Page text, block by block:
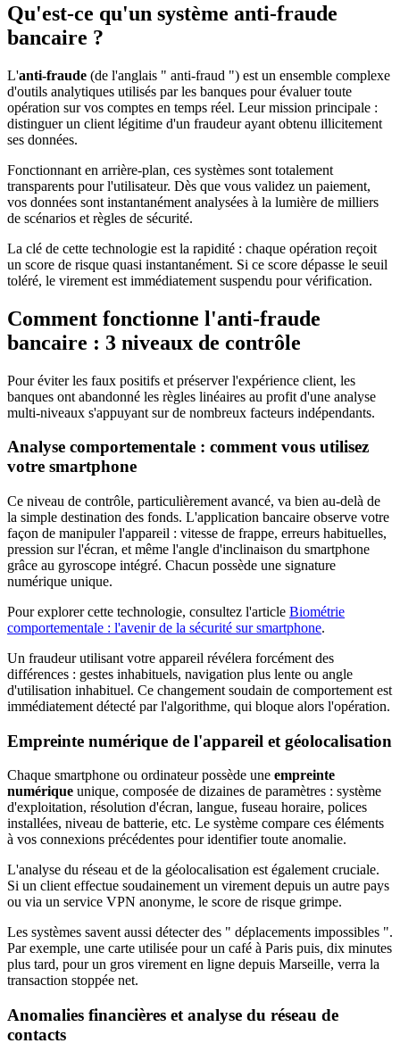
Qu'est-ce qu'un système anti-fraude
bancaire ?
L'anti-fraude (de l'anglais " anti-fraud ") est un ensemble complexe
d'outils analytiques utilisés par les banques pour évaluer toute
opération sur vos comptes en temps réel. Leur mission principale :
distinguer un client légitime d'un fraudeur ayant obtenu illicitement
ses données.
Fonctionnant en arrière-plan, ces systèmes sont totalement
transparents pour l'utilisateur. Dès que vous validez un paiement,
vos données sont instantanément analysées à la lumière de milliers
de scénarios et règles de sécurité.
La clé de cette technologie est la rapidité : chaque opération reçoit
un score de risque quasi instantanément. Si ce score dépasse le seuil
toléré, le virement est immédiatement suspendu pour vérification.
Comment fonctionne l'anti-fraude
bancaire : 3 niveaux de contrôle
Pour éviter les faux positifs et préserver l'expérience client, les
banques ont abandonné les règles linéaires au profit d'une analyse
multi-niveaux s'appuyant sur de nombreux facteurs indépendants.
Analyse comportementale : comment vous utilisez
votre smartphone
Ce niveau de contrôle, particulièrement avancé, va bien au-delà de
la simple destination des fonds. L'application bancaire observe votre
façon de manipuler l'appareil : vitesse de frappe, erreurs habituelles,
pression sur l'écran, et même l'angle d'inclinaison du smartphone
grâce au gyroscope intégré. Chacun possède une signature
numérique unique.
Pour explorer cette technologie, consultez l'article Biométrie
comportementale : l'avenir de la sécurité sur smartphone.
Un fraudeur utilisant votre appareil révélera forcément des
différences : gestes inhabituels, navigation plus lente ou angle
d'utilisation inhabituel. Ce changement soudain de comportement est
immédiatement détecté par l'algorithme, qui bloque alors l'opération.
Empreinte numérique de l'appareil et géolocalisation
Chaque smartphone ou ordinateur possède une empreinte
numérique unique, composée de dizaines de paramètres : système
d'exploitation, résolution d'écran, langue, fuseau horaire, polices
installées, niveau de batterie, etc. Le système compare ces éléments
à vos connexions précédentes pour identifier toute anomalie.
L'analyse du réseau et de la géolocalisation est également cruciale.
Si un client effectue soudainement un virement depuis un autre pays
ou via un service VPN anonyme, le score de risque grimpe.
Les systèmes savent aussi détecter des " déplacements impossibles ".
Par exemple, une carte utilisée pour un café à Paris puis, dix minutes
plus tard, pour un gros virement en ligne depuis Marseille, verra la
transaction stoppée net.
Anomalies financières et analyse du réseau de
contacts